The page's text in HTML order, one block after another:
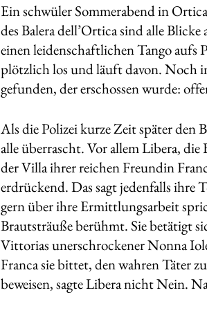
Ein schwüler Sommerabend in
des Balera dell’Ortica sind alle
einen leidenschaftlichen Tango aufs
plötzlich los und läuft davon. Noch
gefunden, der erschossen wurde:
Als die Polizei kurze Zeit später den
alle überrascht. Vor allem Libera,
der Villa ihrer reichen Freundin
erdrückend. Das sagt jedenfalls
gern über ihre Ermittlungsarbeit
Brautsträuße berühmt. Sie betätigt
Vittorias unerschrockener Nonna
Franca sie bittet, den wahren Täter
beweisen, sagte Libera nicht Nein.